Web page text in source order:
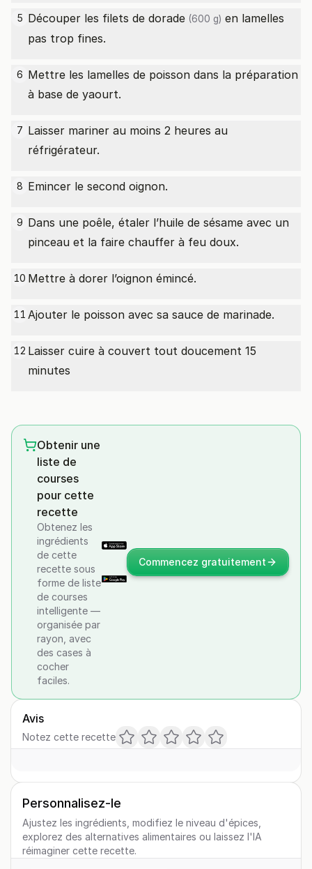
5 Découper les filets de dorade (600 g) en lamelles
pas trop fines.
6 Mettre les lamelles de poisson dans la préparation
à base de yaourt.
7 Laisser mariner au moins 2 heures au
réfrigérateur.
8 Emincer le second oignon.
9 Dans une poêle, étaler l’huile de sésame avec un
pinceau et la faire chauffer à feu doux.
10 Mettre à dorer l’oignon émincé.
11 Ajouter le poisson avec sa sauce de marinade.
12 Laisser cuire à couvert tout doucement 15
minutes
Obtenir une
liste de
courses
pour cette
recette
Obtenez les
ingrédients
de cette
recette sous
forme de liste
de courses
intelligente —
organisée par
rayon, avec
des cases à
cocher
faciles.
Commencez gratuitement
Avis
Notez cette recette
Personnalisez-le
Ajustez les ingrédients, modifiez le niveau d'épices,
explorez des alternatives alimentaires ou laissez l'IA
réimaginer cette recette.